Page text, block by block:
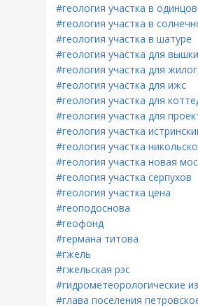
#геология участка в
#геология участка в
#геология участка в шатуре
#геология участка для
#геология участка для
#геология участка для ижс
#геология участка для
#геология участка для
#геология участка
#геология участка
#геология участка новая
#геология участка серпухов
#геология участка цена
#геоподоснова
#геофонд
#германа титова
#гжель
#гжельская рэс
#гидрометеорологические
#глава поселения